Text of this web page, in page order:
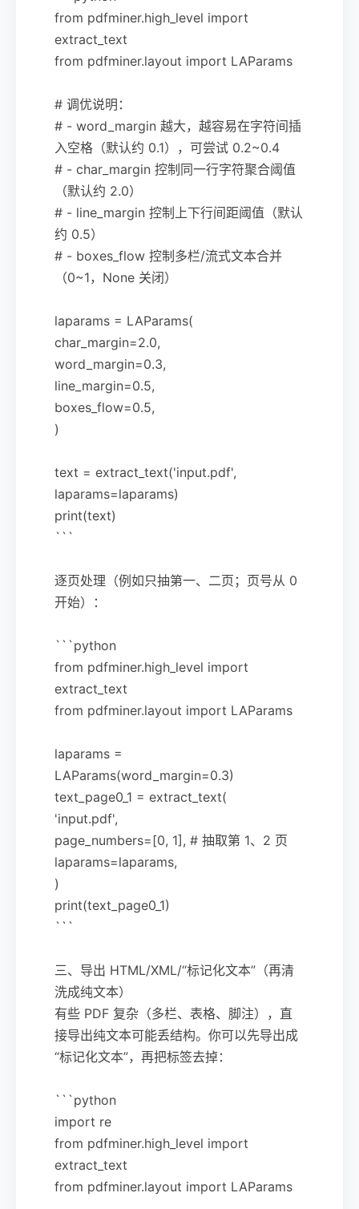
from pdfminer.high_level import
extract_text
from pdfminer.layout import LAParams
# 调优说明：
# - word_margin 越大，越容易在字符间插
入空格（默认约 0.1），可尝试 0.2~0.4
# - char_margin 控制同一行字符聚合阈值
（默认约 2.0）
# - line_margin 控制上下行间距阈值（默认
约 0.5）
# - boxes_flow 控制多栏/流式文本合并
（0~1，None 关闭）
laparams = LAParams(
char_margin=2.0,
word_margin=0.3,
line_margin=0.5,
boxes_flow=0.5,
)
text = extract_text('input.pdf',
laparams=laparams)
print(text)
```
逐页处理（例如只抽第一、二页；页号从 0
开始）：
```python
from pdfminer.high_level import
extract_text
from pdfminer.layout import LAParams
laparams =
LAParams(word_margin=0.3)
text_page0_1 = extract_text(
'input.pdf',
page_numbers=[0, 1], # 抽取第 1、2 页
laparams=laparams,
)
print(text_page0_1)
```
三、导出 HTML/XML/“标记化文本”（再清
洗成纯文本）
有些 PDF 复杂（多栏、表格、脚注），直
接导出纯文本可能丢结构。你可以先导出成
“标记化文本”，再把标签去掉：
```python
import re
from pdfminer.high_level import
extract_text
from pdfminer.layout import LAParams